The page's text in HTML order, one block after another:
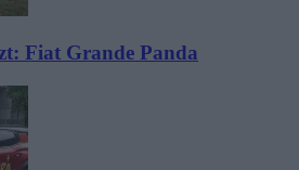
Fiat Grande Panda